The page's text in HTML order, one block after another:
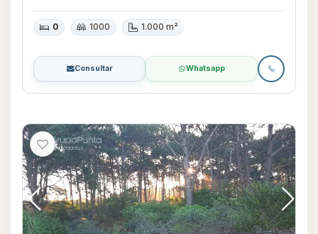
0 1000 1.000 m²
Consultar Whatsapp